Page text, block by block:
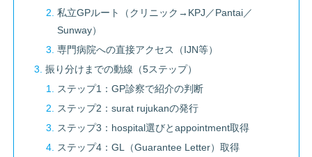
私立GPルート（クリニック→KPJ／Pantai／
Sunway）
専門病院への直接アクセス（IJN等）
振り分けまでの動線（5ステップ）
ステップ1：GP診察で紹介の判断
ステップ2：surat rujukanの発行
ステップ3：hospital選びとappointment取得
ステップ4：GL（Guarantee Letter）取得